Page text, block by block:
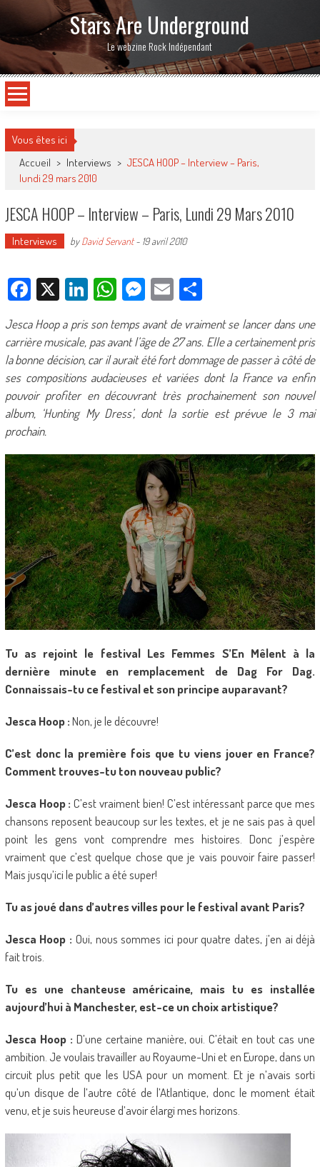
Stars Are Underground
Le webzine Rock Indépendant
Vous êtes ici
Accueil > Interviews > JESCA HOOP – Interview – Paris,
lundi 29 mars 2010
JESCA HOOP – Interview – Paris, Lundi 29 Mars 2010
Interviews byDavid Servant- 19 avril 2010
Facebook
X LinkedIn
WhatsApp
Messenger
EmailPartager
Jesca Hoop a pris son temps avant de vraiment se lancer dans une
carrière musicale, pas avant l’âge de 27 ans. Elle a certainement pris
la bonne décision, car il aurait été fort dommage de passer à côté de
ses compositions audacieuses et variées dont la France va enfin
pouvoir profiter en découvrant très prochainement son nouvel
album, ‘Hunting My Dress’, dont la sortie est prévue le 3 mai
prochain.
Tu as rejoint le festival Les Femmes S’En Mêlent à la
dernière minute en remplacement de Dag For Dag.
Connaissais-tu ce festival et son principe auparavant?
Jesca Hoop :Non, je le découvre!
C’est donc la première fois que tu viens jouer en France?
Comment trouves-tu ton nouveau public?
Jesca Hoop : C’est vraiment bien! C’est intéressant parce que mes
chansons reposent beaucoup sur les textes, et je ne sais pas à quel
point les gens vont comprendre mes histoires. Donc j’espère
vraiment que c’est quelque chose que je vais pouvoir faire passer!
Mais jusqu’ici le public a été super!
Tu as joué dans d’autres villes pour le festival avant Paris?
Jesca Hoop : Oui, nous sommes ici pour quatre dates, j’en ai déjà
fait trois.
Tu es une chanteuse américaine, mais tu es installée
aujourd’hui à Manchester, est-ce un choix artistique?
Jesca Hoop : D’une certaine manière, oui. C’était en tout cas une
ambition. Je voulais travailler au Royaume-Uni et en Europe, dans un
circuit plus petit que les USA pour un moment. Et je n’avais sorti
qu’un disque de l’autre côté de l’Atlantique, donc le moment était
venu, et je suis heureuse d’avoir élargi mes horizons.